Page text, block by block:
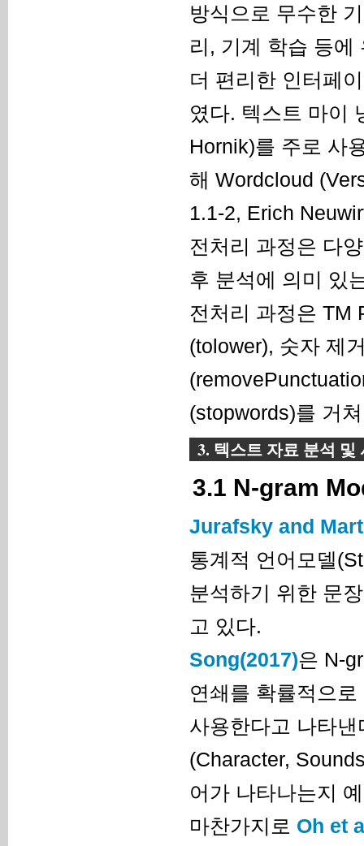
방식으로 무수한
리, 기계 학습 등에
더 편리한 인터페
였다. 텍스트 마이
Hornik)를 주로 사
해 Wordcloud
1.1-2, Erich
전처리 과정은 다
후 분석에 의미 있
전처리 과정은 TM
(tolower), 숫자 제
(stopwords)를 거
3. 텍스트 자료 분석 및
3.1 N-gram
Jurafsky and
통계적 언어모델
분석하기 위한 문
고 있다.
Song(2017)은 N-
연쇄를 확률적으
사용한다고 나타
(Character,
어가 나타나는지
마찬가지로 Oh et